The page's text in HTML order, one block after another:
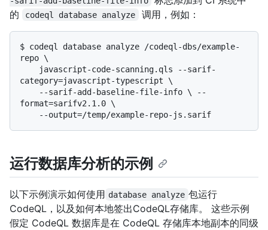
的
codeql database analyze 调用，例如：
$ codeql database analyze /codeql-dbs/example-
repo \
category=javascript-typescript \
format=sarifv2.1.0 \
    --output=/temp/example-repo-js.sarif
运行数据库分析的示例
以下示例演示如何使用 database analyze 包运行
CodeQL，以及如何本地签出CodeQL存储库。 这些示例
假定 CodeQL 数据库是在 CodeQL 存储库本地副本的同级